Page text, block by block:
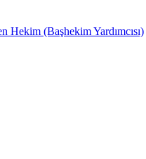
(Başhekim Yardımcısı)